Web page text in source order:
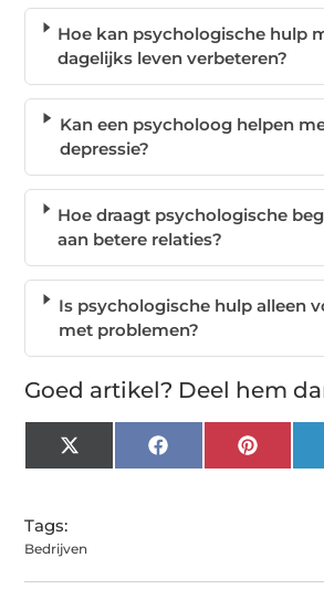
Hoe kan psychologische hulp
dagelijks leven verbeteren?
Kan een psycholoog helpen
depressie?
Hoe draagt psychologische
aan betere relaties?
Is psychologische hulp alleen
met problemen?
Goed artikel? Deel hem
X
(Twitter)
Facebook
Tags:
Bedrijven